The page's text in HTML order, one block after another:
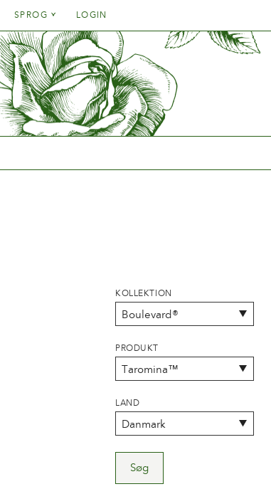
SPROG
Danish
English
French
German
Italien
LOGIN
Danish
English
French
German
Italien
Spanish
HJEM
KOLLEKTION
PRODUKT
LAND
Søg
MERE